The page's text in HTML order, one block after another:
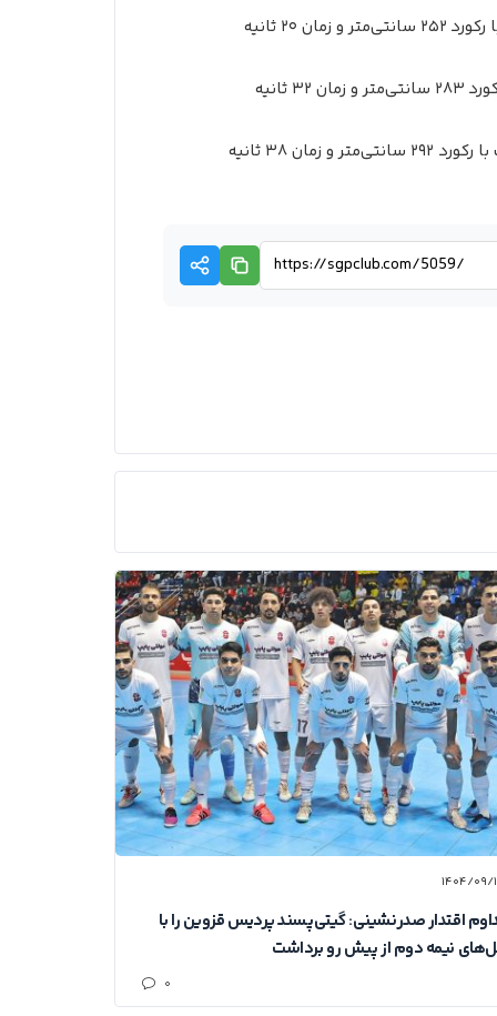
زمان ۲۰ ثانیه
۳۲ ثانیه
زمان ۳۸ ثانیه
۰۹/۱۴
اقتدار صدرنشینی: گیتی‌پسند پردیس قزوین را با
نیمه دوم از پیش رو برداشت
۰